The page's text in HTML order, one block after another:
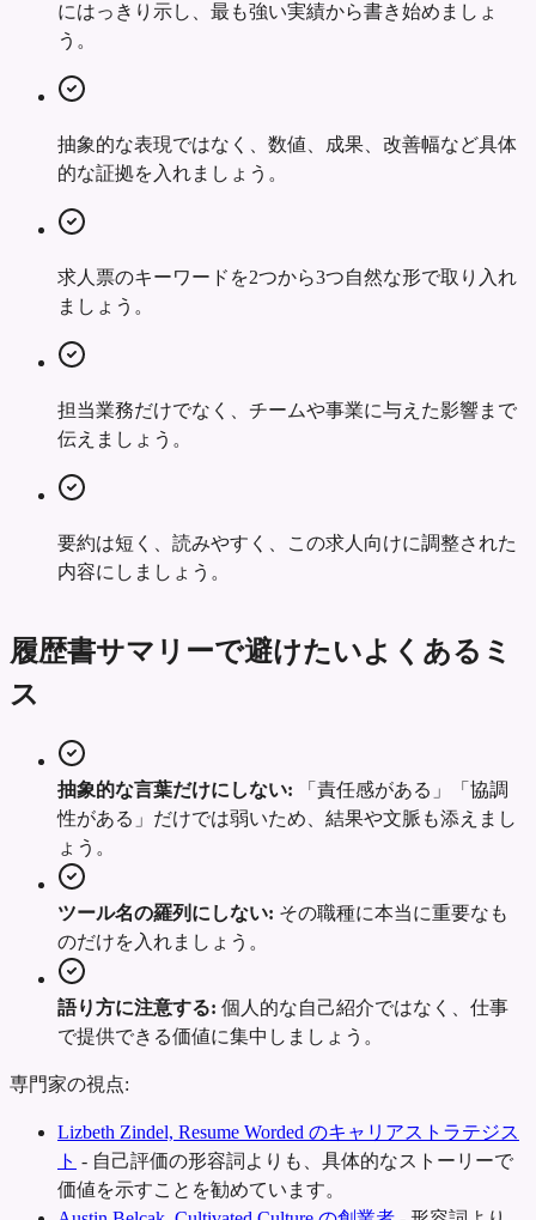
にはっきり示し、最も強い実績から書き始めましょ
う。
抽象的な表現ではなく、数値、成果、改善幅など具体
的な証拠を入れましょう。
求人票のキーワードを2つから3つ自然な形で取り入れ
ましょう。
担当業務だけでなく、チームや事業に与えた影響まで
伝えましょう。
要約は短く、読みやすく、この求人向けに調整された
内容にしましょう。
履歴書サマリーで避けたいよくあるミ
ス
抽象的な言葉だけにしない:
「責任感がある」「協調
性がある」だけでは弱いため、結果や文脈も添えまし
ょう。
ツール名の羅列にしない: その職種に本当に重要なも
のだけを入れましょう。
語り方に注意する: 個人的な自己紹介ではなく、仕事
で提供できる価値に集中しましょう。
専門家の視点:
Lizbeth Zindel, Resume Worded のキャリアストラテジス
ト - 自己評価の形容詞よりも、具体的なストーリーで
価値を示すことを勧めています。